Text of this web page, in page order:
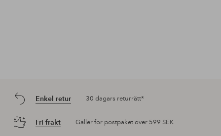
Enkel retur 30 dagars returrätt*
Fri frakt Gäller för postpaket över 599 SEK